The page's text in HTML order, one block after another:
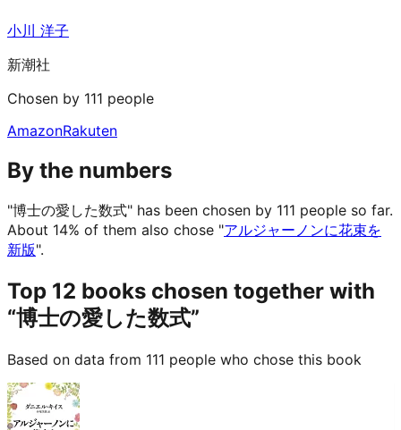
小川 洋子
新潮社
Chosen by 111 people
AmazonRakuten
By the numbers
"博士の愛した数式" has been chosen by 111 people so far.
About 14% of them also chose "アルジャーノンに花束を
新版".
Top 12 books chosen together with
“博士の愛した数式”
Based on data from 111 people who chose this book